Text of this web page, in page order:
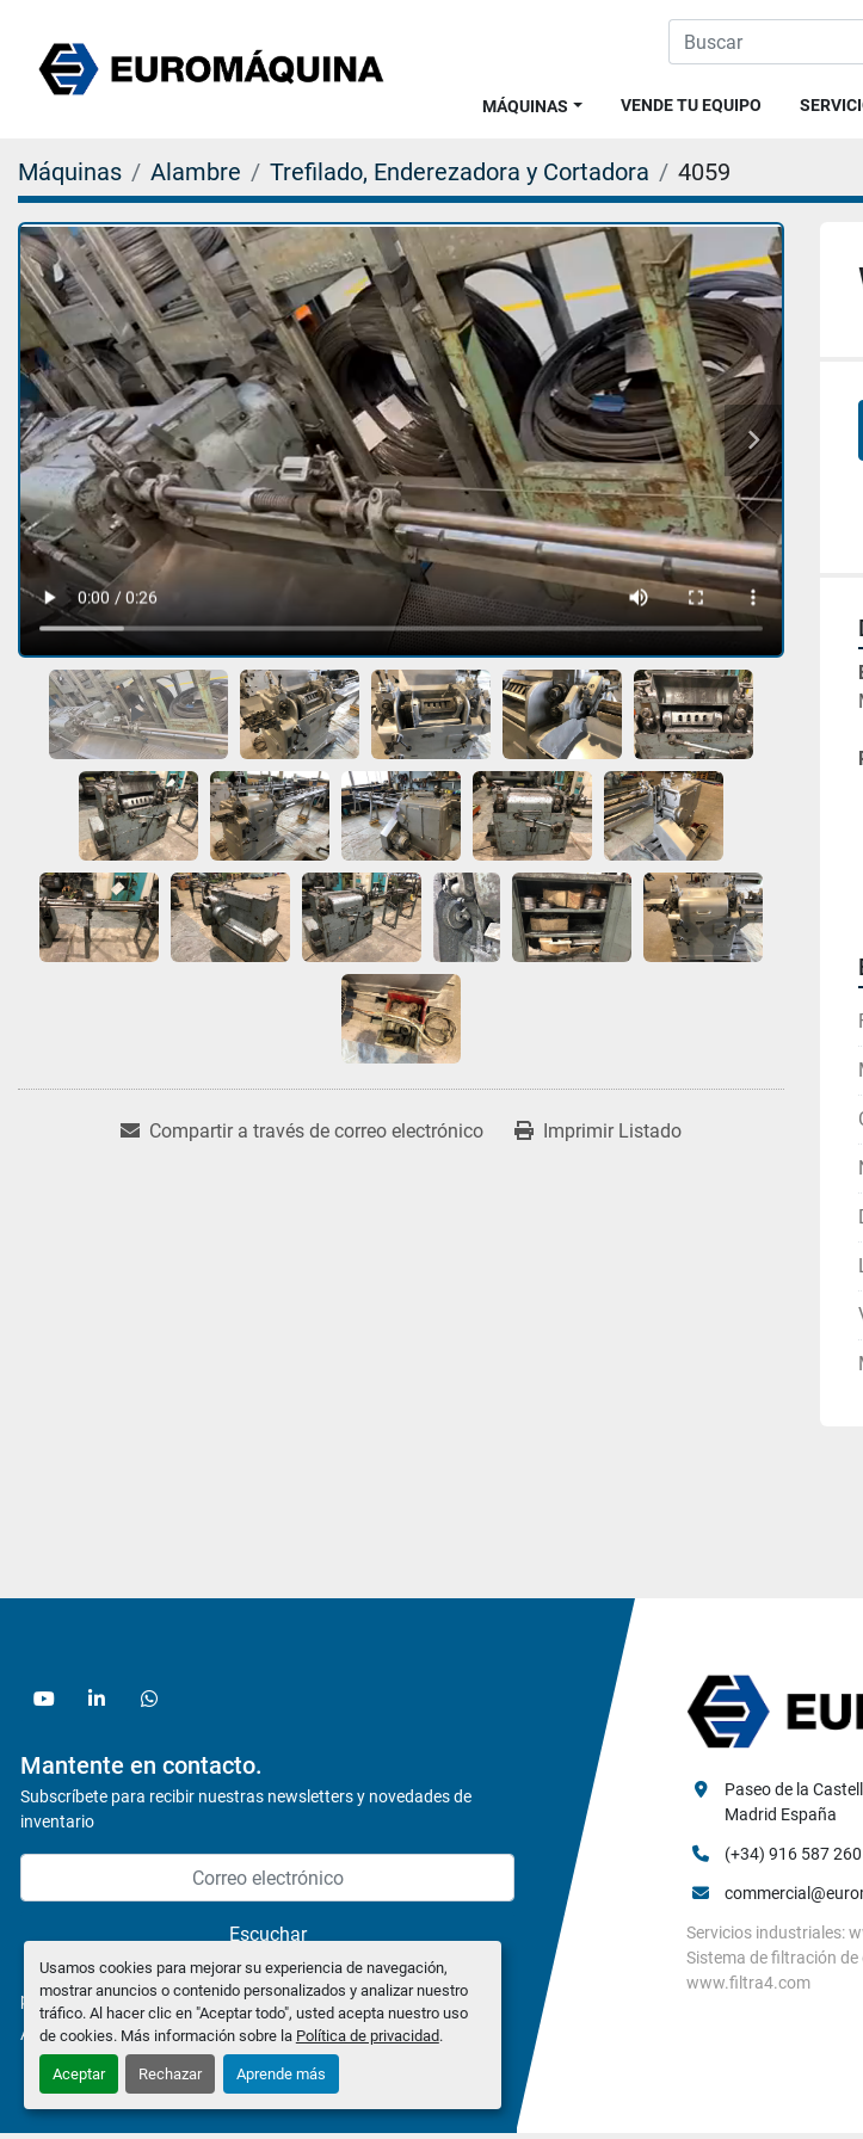
Usamos cookies para mejorar su experiencia de navegación,
mostrar anuncios o contenido personalizados y analizar nuestro
tráfico. Al hacer clic en "Aceptar todo", usted acepta nuestro uso
de cookies. Más información sobre la Política de privacidad.
Aceptar Rechazar Aprende más
MÁQUINAS VENDE TU EQUIPO
Máquinas Alambre Trefilado, Enderezadora y Cortadora 4059
Compartir a través de correo electrónico Imprimir Listado
youtubelinkedinwhatsapp
Mantente en contacto.
Subscríbete para recibir nuestras newsletters y novedades de
inventario
Escuchar
política de privacidad
Administrar cookies
Paseo de la
Madrid España
(+34) 916 587 260
Servicios industriales:
Sistema de filtración de
www.filtra4.com